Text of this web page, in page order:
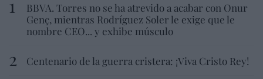
BBVA. Torres no se ha atrevido a acabar con Onur
Genç, mientras Rodríguez Soler le exige que le
nombre CEO... y exhibe músculo
Centenario de la guerra cristera: ¡Viva Cristo Rey!